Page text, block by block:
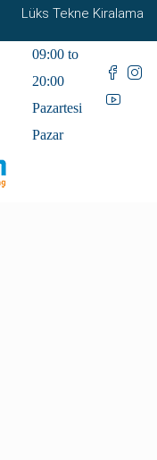
Lüks Tekne Kiralama
09:00 to
20:00
Pazartesi
Pazar